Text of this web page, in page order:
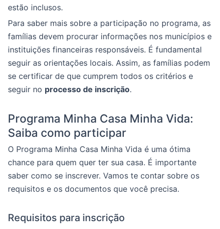
estão inclusos.
Para saber mais sobre a participação no programa, as
famílias devem procurar informações nos municípios e
instituições financeiras responsáveis. É fundamental
seguir as orientações locais. Assim, as famílias podem
se certificar de que cumprem todos os critérios e
seguir no processo de inscrição.
Programa Minha Casa Minha Vida:
Saiba como participar
O Programa Minha Casa Minha Vida é uma ótima
chance para quem quer ter sua casa. É importante
saber como se inscrever. Vamos te contar sobre os
requisitos e os documentos que você precisa.
Requisitos para inscrição